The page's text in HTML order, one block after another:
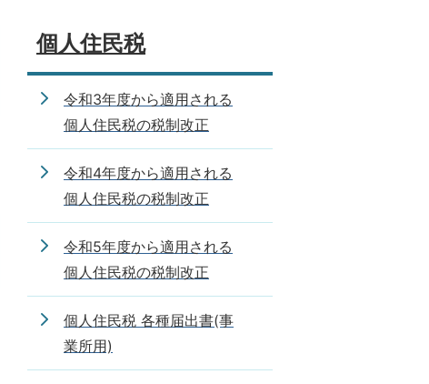
個人住民税
令和3年度から適用される
個人住民税の税制改正
令和4年度から適用される
個人住民税の税制改正
令和5年度から適用される
個人住民税の税制改正
個人住民税 各種届出書(事
業所用)